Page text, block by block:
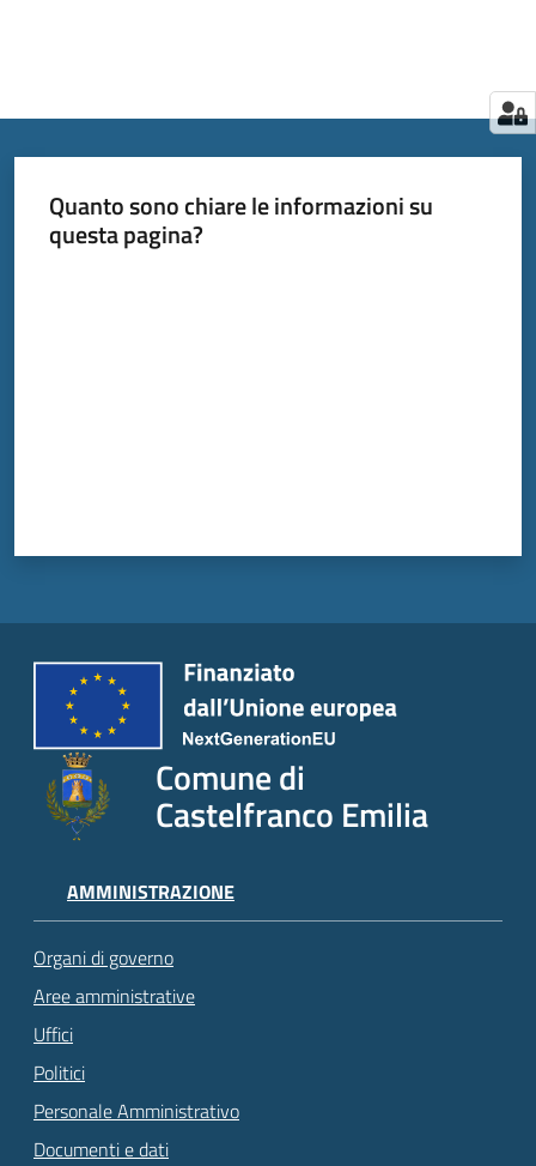
Quanto sono chiare le informazioni su
questa pagina?
Comune di
Castelfranco Emilia
AMMINISTRAZIONE
Organi di governo
Aree amministrative
Uffici
Politici
Personale Amministrativo
Documenti e dati